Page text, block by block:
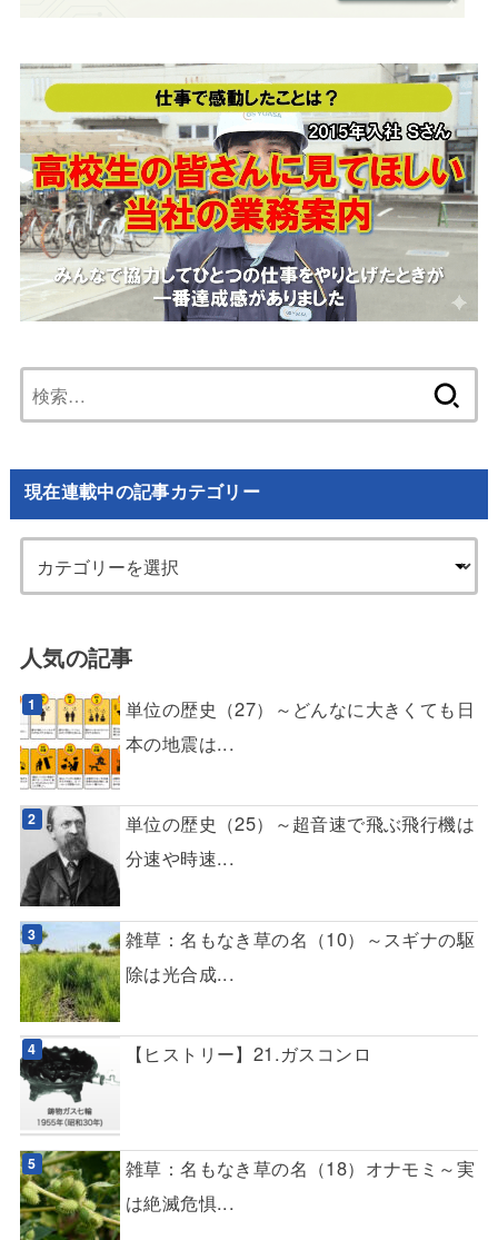
索:
現在連載中の記事カテゴリー
人気の記事
単位の歴史（27）～どんなに大きくても日
本の地震は...
単位の歴史（25）～超音速で飛ぶ飛行機は
分速や時速...
雑草：名もなき草の名（10）～スギナの駆
除は光合成...
【ヒストリー】21.ガスコンロ
雑草：名もなき草の名（18）オナモミ～実
は絶滅危惧...